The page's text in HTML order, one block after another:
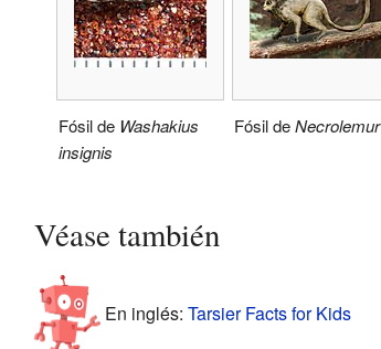
Fósil de Washakius
insignis
Fósil deNecrolemur
Véase también
En inglés: Tarsier Facts for Kids